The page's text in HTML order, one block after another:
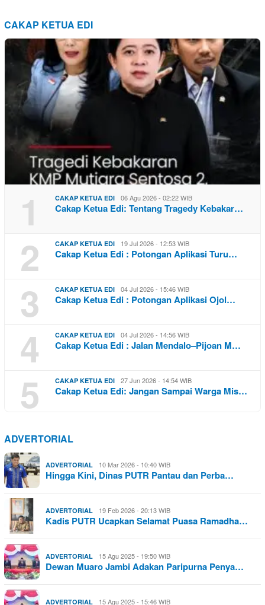
CAKAP KETUA EDI
1 CAKAP KETUA EDI 06 Agu 2026 - 02:22 WIB
Cakap Ketua Edi: Tentang Tragedy Kebakar…
2 CAKAP KETUA EDI 19 Jul 2026 - 12:53 WIB
Cakap Ketua Edi : Potongan Aplikasi Turu…
3 CAKAP KETUA EDI 04 Jul 2026 - 15:46 WIB
Cakap Ketua Edi : Potongan Aplikasi Ojol…
4 CAKAP KETUA EDI 04 Jul 2026 - 14:56 WIB
Cakap Ketua Edi : Jalan Mendalo–Pijoan M…
5 CAKAP KETUA EDI 27 Jun 2026 - 14:54 WIB
Cakap Ketua Edi: Jangan Sampai Warga Mis…
ADVERTORIAL
ADVERTORIAL 10 Mar 2026 - 10:40 WIB
Hingga Kini, Dinas PUTR Pantau dan Perba…
ADVERTORIAL 19 Feb 2026 - 20:13 WIB
Kadis PUTR Ucapkan Selamat Puasa Ramadha…
ADVERTORIAL 15 Agu 2025 - 19:50 WIB
Dewan Muaro Jambi Adakan Paripurna Penya…
ADVERTORIAL 15 Agu 2025 - 15:46 WIB